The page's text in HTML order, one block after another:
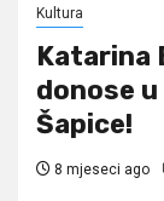
Kultura
Katarina
donose
Šapice!
8 mjeseci ago